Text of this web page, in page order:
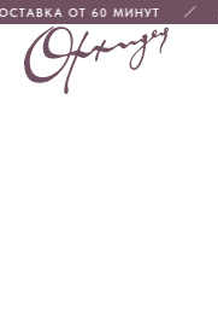
ОТ 60 МИНУТ